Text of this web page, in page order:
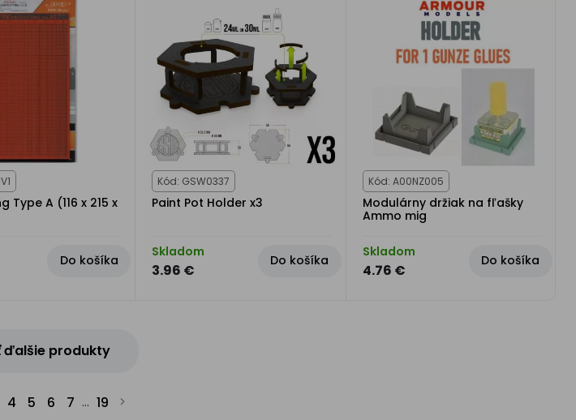
Type A (116 x 215 x
Do košíka
Kód: GSW0337
Paint Pot Holder x3
Skladom
3.96 €
Do košíka
Kód: A00NZ005
Modulárny držiak na fľašky
Ammo mig
Skladom
4.76 €
Do košíka
ďalšie produkty
4 5 6 7 ... 19